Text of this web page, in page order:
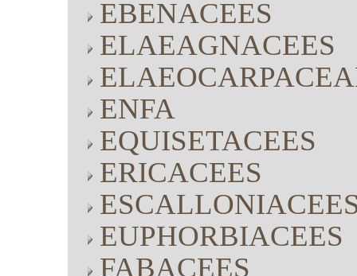
EBENACEES
ELAEAGNACEES
ENFA
EQUISETACEES
ERICACEES
EUPHORBIACEES
FABACEES